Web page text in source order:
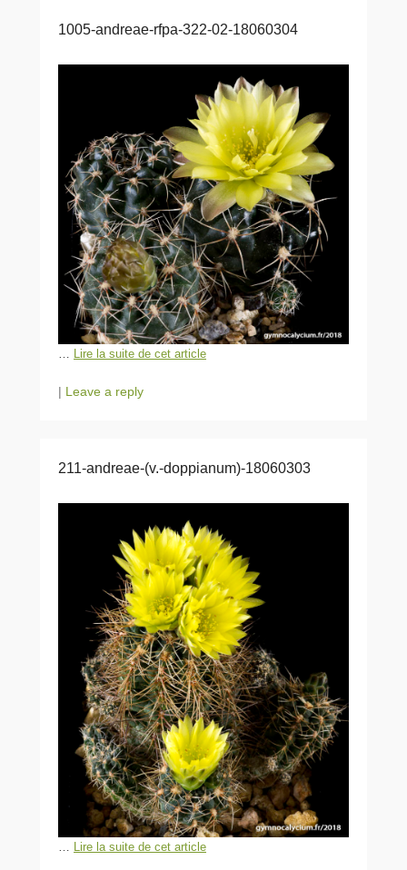
1005-andreae-rfpa-322-02-18060304
Lire la suite de cet article
| Leave a reply
211-andreae-(v.-doppianum)-18060303
… Lire la suite de cet article